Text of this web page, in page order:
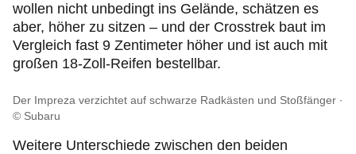
wollen nicht unbedingt ins Gelände, schätzen es
aber, höher zu sitzen – und der Crosstrek baut im
Vergleich fast 9 Zentimeter höher und ist auch mit
großen 18-Zoll-Reifen bestellbar.
Der Impreza verzichtet auf schwarze Radkästen und Stoßfänger
© Subaru
Weitere Unterschiede zwischen den beiden